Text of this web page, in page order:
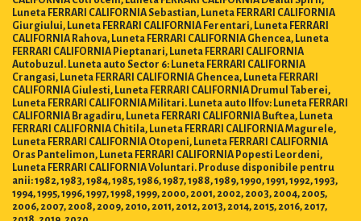
Luneta FERRARI CALIFORNIA Sebastian, Luneta FERRARI CALIFORNIA
Giurgiului, Luneta FERRARI CALIFORNIA Ferentari, Luneta FERRARI
CALIFORNIA Rahova, Luneta FERRARI CALIFORNIA Ghencea, Luneta
FERRARI CALIFORNIA Pieptanari, Luneta FERRARI CALIFORNIA
Autobuzul. Luneta auto Sector 6: Luneta FERRARI CALIFORNIA
Crangasi, Luneta FERRARI CALIFORNIA Ghencea, Luneta FERRARI
CALIFORNIA Giulesti, Luneta FERRARI CALIFORNIA Drumul Taberei,
Luneta FERRARI CALIFORNIA Militari. Luneta auto Ilfov: Luneta FERRARI
CALIFORNIA Bragadiru, Luneta FERRARI CALIFORNIA Buftea, Luneta
FERRARI CALIFORNIA Chitila, Luneta FERRARI CALIFORNIA Magurele,
Luneta FERRARI CALIFORNIA Otopeni, Luneta FERRARI CALIFORNIA
Oras Pantelimon, Luneta FERRARI CALIFORNIA Popesti Leordeni,
Luneta FERRARI CALIFORNIA Voluntari. Produse disponibile pentru
anii: 1982, 1983, 1984, 1985, 1986, 1987, 1988, 1989, 1990, 1991, 1992, 1993,
1994, 1995, 1996, 1997, 1998, 1999, 2000, 2001, 2002, 2003, 2004, 2005,
2006, 2007, 2008, 2009, 2010, 2011, 2012, 2013, 2014, 2015, 2016, 2017,